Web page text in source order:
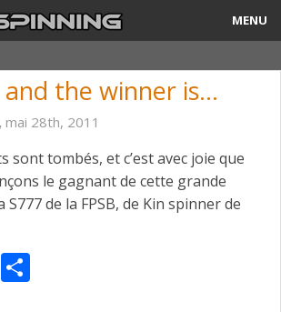
MENU
and the winner is…
mai 28th, 2011
sont tombés, et c’est avec joie que
le gagnant de cette grande
de la FPSB, de Kin spinner de
Email